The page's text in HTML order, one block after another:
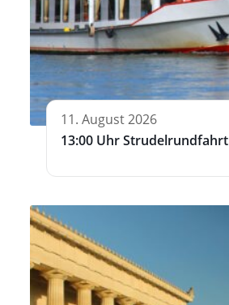
11. August 2026
13:00 Uhr Strudelrundfahrt